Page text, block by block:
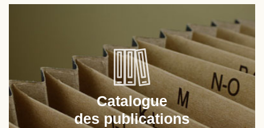
Catalogue
des publications